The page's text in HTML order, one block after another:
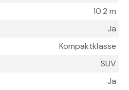
10.2 m
Ja
Kompaktklasse
SUV
Ja